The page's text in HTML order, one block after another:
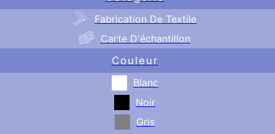
Fabrication De Textile
Carte D'échantillon
Couleur
Blanc
Noir
Gris